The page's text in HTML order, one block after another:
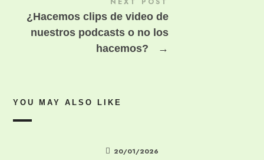
¿Hacemos clips de video de
nuestros podcasts o no los
hacemos?
→
YOU MAY ALSO LIKE
20/01/2026